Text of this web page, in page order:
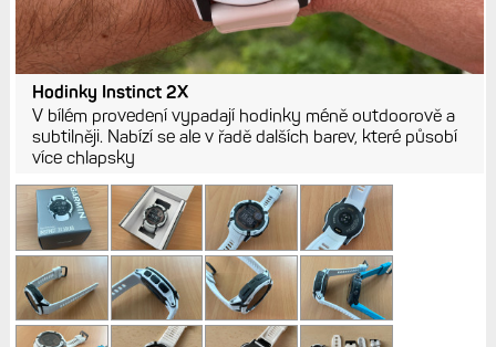
Hodinky Instinct 2X
V bílém provedení vypadají hodinky méně outdoorově a
subtilněji. Nabízí se ale v řadě dalších barev, které působí
více chlapsky